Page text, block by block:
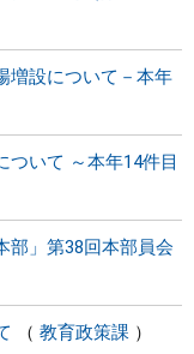
増設について－本年
ついて ～本年14件目
部」第38回本部員会
教育政策課